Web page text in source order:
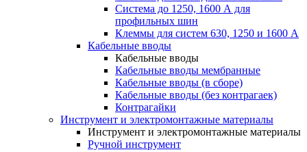
Система до 1250, 1600 А для
профильных шин
Клеммы для систем 630, 1250 и 1600 А
Кабельные вводы
Кабельные вводы
Кабельные вводы мембранные
Кабельные вводы (в сборе)
Кабельные вводы (без контрагаек)
Контрагайки
Инструмент и электромонтажные материалы
Инструмент и электромонтажные материалы
Ручной инструмент